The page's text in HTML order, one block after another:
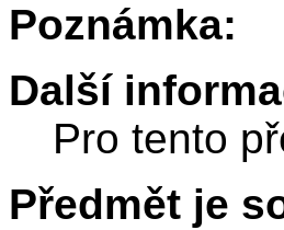
Poznámka:
Další
Pro tento
Předmět je